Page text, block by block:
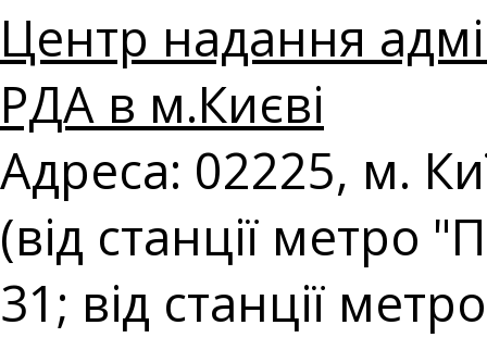
Центр надання
РДА в м.Києві
Адреса: 02225, м.
(від станції метро
31; від станції